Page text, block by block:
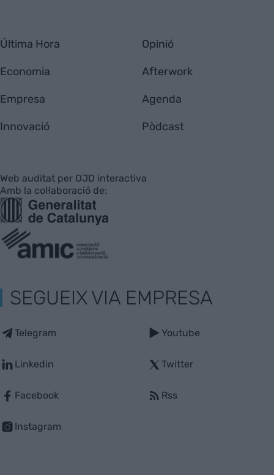
Última Hora
Economia
Empresa
Innovació
Opinió
Afterwork
Agenda
Pòdcast
Web auditat per OJD interactiva
Amb la col·laboració de:
SEGUEIX VIA EMPRESA
Telegram
Linkedin
Facebook
Instagram
Youtube
Twitter
Rss